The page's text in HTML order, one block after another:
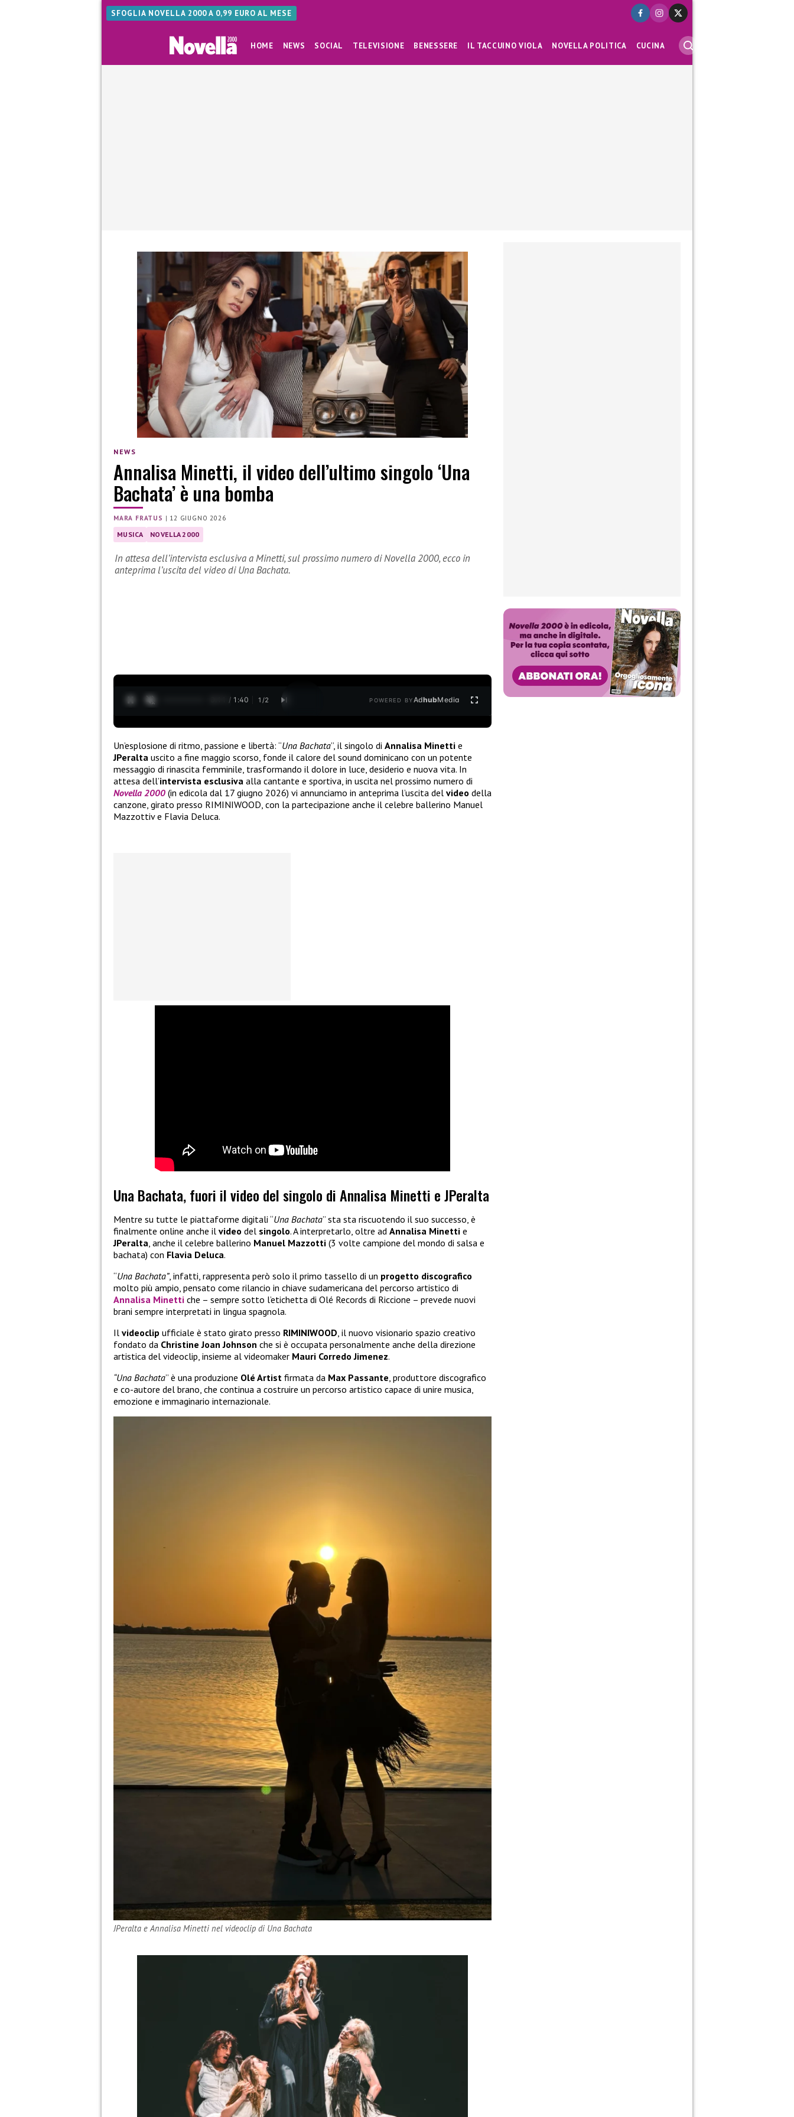
SFOGLIA NOVELLA 2000 A 0,99 EURO AL MESE
HOME NEWS SOCIAL TELEVISIONE BENESSERE IL TACCUINO VIOLA NOVELLA POLITICA CUCINA
NEWS
Annalisa Minetti, il video dell’ultimo singolo ‘Una
Bachata’ è una bomba
MARA FRATUS | 12 GIUGNO 2026
MUSICA NOVELLA 2000
In attesa dell’intervista esclusiva a Minetti, sul prossimo numero di Novella 2000, ecco in
anteprima l’uscita del video di Una Bachata.
0:12 / 1:40 1 /2 POWERED BYAdhubMedia
Un’esplosione di ritmo, passione e libertà: “Una Bachata”, il singolo di Annalisa Minetti e
JPeralta uscito a fine maggio scorso, fonde il calore del sound dominicano con un potente
messaggio di rinascita femminile, trasformando il dolore in luce, desiderio e nuova vita. In
attesa dell’intervista esclusiva alla cantante e sportiva, in uscita nel prossimo numero di
Novella 2000 (in edicola dal 17 giugno 2026) vi annunciamo in anteprima l’uscita del video della
canzone, girato presso RIMINIWOOD, con la partecipazione anche il celebre ballerino Manuel
Mazzottiv e Flavia Deluca.
Una Bachata, fuori il video del singolo di Annalisa Minetti e JPeralta
Mentre su tutte le piattaforme digitali “Una Bachata” sta sta riscuotendo il suo successo, è
finalmente online anche il video del singolo. A interpretarlo, oltre ad Annalisa Minetti e
JPeralta, anche il celebre ballerino Manuel Mazzotti (3 volte campione del mondo di salsa e
bachata) con Flavia Deluca.
“Una Bachata”, infatti, rappresenta però solo il primo tassello di un progetto discografico
molto più ampio, pensato come rilancio in chiave sudamericana del percorso artistico di
Annalisa Minetti che – sempre sotto l’etichetta di Olé Records di Riccione – prevede nuovi
brani sempre interpretati in lingua spagnola.
Il videoclip ufficiale è stato girato presso RIMINIWOOD, il nuovo visionario spazio creativo
fondato da Christine Joan Johnson che si è occupata personalmente anche della direzione
artistica del videoclip, insieme al videomaker Mauri Corredo Jimenez.
“Una Bachata” è una produzione Olé Artist firmata da Max Passante, produttore discografico
e co-autore del brano, che continua a costruire un percorso artistico capace di unire musica,
emozione e immaginario internazionale.
JPeralta e Annalisa Minetti nel videoclip di Una Bachata